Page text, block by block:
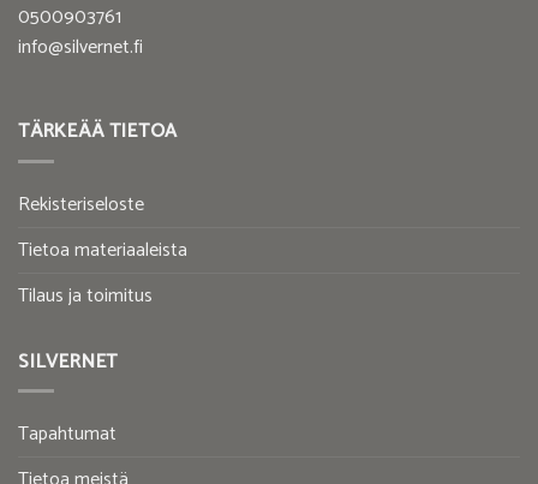
0500903761
info@silvernet.fi
TÄRKEÄÄ TIETOA
Rekisteriseloste
Tietoa materiaaleista
Tilaus ja toimitus
SILVERNET
Tapahtumat